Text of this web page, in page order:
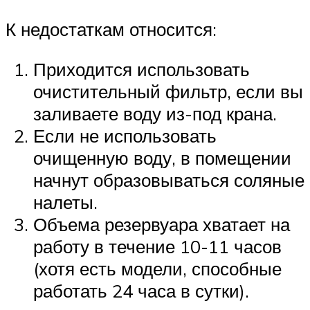
К недостаткам относится:
Приходится использовать
очистительный фильтр, если вы
заливаете воду из-под крана.
Если не использовать
очищенную воду, в помещении
начнут образовываться соляные
налеты.
Объема резервуара хватает на
работу в течение 10-11 часов
(хотя есть модели, способные
работать 24 часа в сутки).